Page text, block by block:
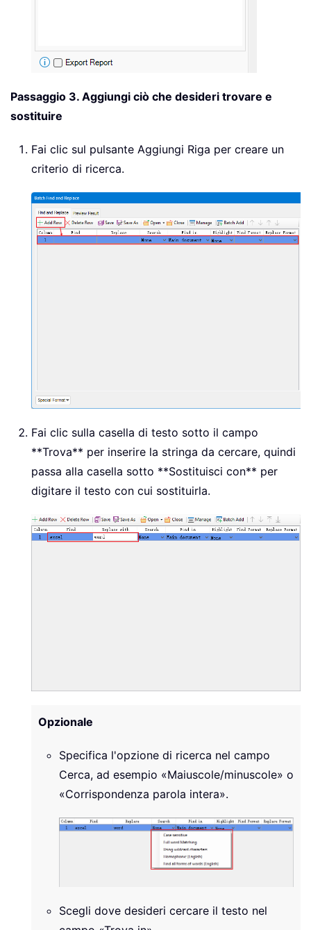
Passaggio 3. Aggiungi ciò che desideri trovare e
sostituire
Fai clic sul pulsante Aggiungi Riga per creare un
criterio di ricerca.
Fai clic sulla casella di testo sotto il campo
**Trova** per inserire la stringa da cercare, quindi
passa alla casella sotto **Sostituisci con** per
digitare il testo con cui sostituirla.
Opzionale
Specifica l'opzione di ricerca nel campo
Cerca, ad esempio «Maiuscole/minuscole» o
«Corrispondenza parola intera».
Scegli dove desideri cercare il testo nel